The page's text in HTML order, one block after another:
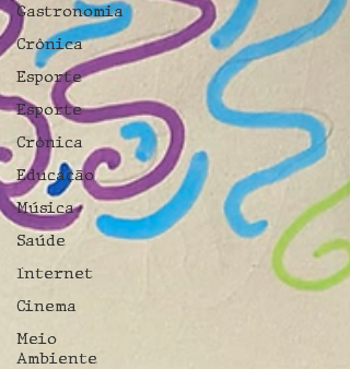
Gastronomia
Crônica
Esporte
Esporte
Crônica
Educação
Música
Saúde
Internet
Cinema
Meio
Ambiente